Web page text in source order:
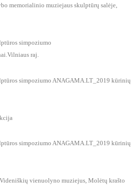
muziejaus skulptūrų salėje,
simpoziumo
raj.
simpoziumo ANAGAMA.LT_2019 kūrinių
simpoziumo ANAGAMA.LT_2019 kūrinių
vienuolyno muziejus, Molėtų krašto